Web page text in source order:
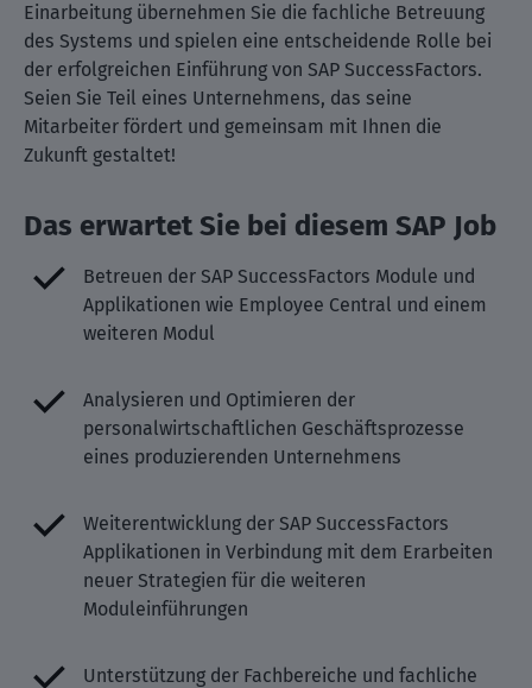
Einarbeitung übernehmen Sie die fachliche Betreuung
des Systems und spielen eine entscheidende Rolle bei
der erfolgreichen Einführung von SAP SuccessFactors.
Seien Sie Teil eines Unternehmens, das seine
Mitarbeiter fördert und gemeinsam mit Ihnen die
Zukunft gestaltet!
Das erwartet Sie bei diesem SAP Job
Betreuen der SAP SuccessFactors Module und
Applikationen wie Employee Central und einem
weiteren Modul
Analysieren und Optimieren der
personalwirtschaftlichen Geschäftsprozesse
eines produzierenden Unternehmens
Weiterentwicklung der SAP SuccessFactors
Applikationen in Verbindung mit dem Erarbeiten
neuer Strategien für die weiteren
Moduleinführungen
Unterstützung der Fachbereiche und fachliche